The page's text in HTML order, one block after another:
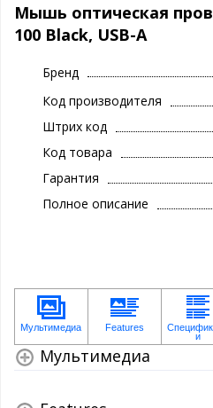
Мышь оптическая
100 Black, USB-A
Бренд
Код производителя
Штрих код
Код товара
Гарантия
Полное описание
Мультимедиа